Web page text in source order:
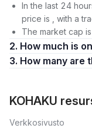
In the last 24
price is , with a
The market cap
2. How much is
3. How
KOHAKU
Verkkosivusto